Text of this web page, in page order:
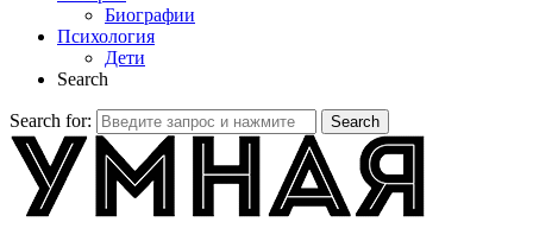
Биографии
Психология
Дети
Search
Search for: Search